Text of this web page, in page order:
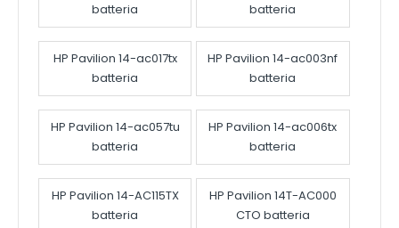
batteria
batteria
HP Pavilion 14-ac017tx
batteria
HP Pavilion 14-ac003nf
batteria
HP Pavilion 14-ac057tu
batteria
HP Pavilion 14-ac006tx
batteria
HP Pavilion 14-AC115TX
batteria
HP Pavilion 14T-AC000
CTO batteria